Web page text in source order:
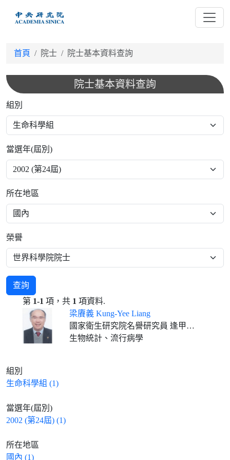
首頁 院士 院士基本資料查詢
院士基本資料查詢
組別
當選年(屆別)
所在地區
榮譽
查詢
第 1-1 項，共 1 項資料.
梁賡義 Kung-Yee Liang
國家衛生研究院名譽研究員 逢甲大學春雨講座教授(2023/02/01- )
生物統計、流行病學
組別
生命科學組 (1)
當選年(屆別)
2002 (第24屆) (1)
所在地區
國內 (1)